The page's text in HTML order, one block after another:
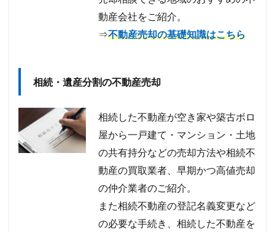
動産会社をご紹介。
⇒不動産売却の基礎知識はこちら
相続・遺産分割の不動産売却
相続した不動産が空き家や築古ボロ
屋から一戸建て・マンション・土地
の共有持分などの売却方法や相続不
動産の買取業者、早期かつ高値売却
の仲介業者のご紹介。
また相続不動産の登記名義変更など
の必要な手続き、相続した不動産を